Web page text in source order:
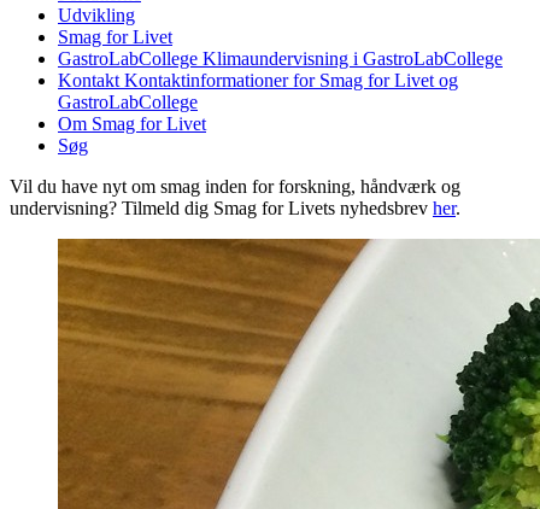
Udvikling
Smag for Livet
GastroLabCollege Klimaundervisning i GastroLabCollege
Kontakt Kontaktinformationer for Smag for Livet og
GastroLabCollege
Om Smag for Livet
Søg
Vil du have nyt om smag inden for forskning, håndværk og
undervisning? Tilmeld dig Smag for Livets nyhedsbrev her.